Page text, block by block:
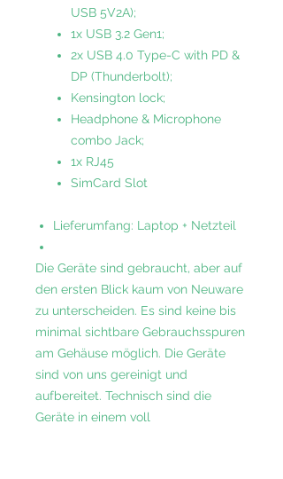
USB 5V2A);
1x USB 3.2 Gen1;
2x USB 4.0 Type-C with PD &
DP (Thunderbolt);
Kensington lock;
Headphone & Microphone
combo Jack;
1x RJ45
SimCard Slot
Lieferumfang: Laptop + Netzteil
Die Geräte sind gebraucht, aber auf
den ersten Blick kaum von Neuware
zu unterscheiden. Es sind keine bis
minimal sichtbare Gebrauchsspuren
am Gehäuse möglich. Die Geräte
sind von uns gereinigt und
aufbereitet. Technisch sind die
Geräte in einem voll